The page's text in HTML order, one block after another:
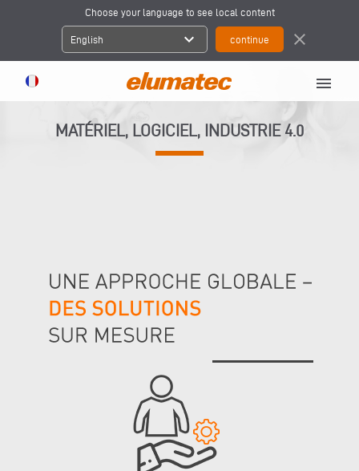
Choose your language to see local content
English expand_more close
menu
MATÉRIEL, LOGICIEL, INDUSTRIE 4.0